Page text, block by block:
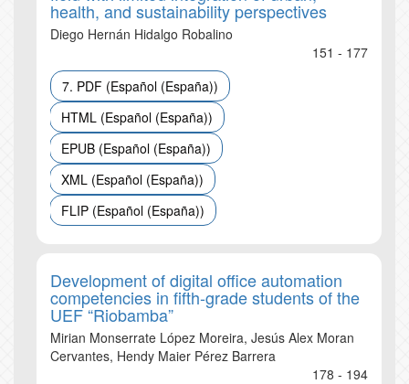
health, and sustainability perspectives
Diego Hernán Hidalgo Robalino
151 - 177
7. PDF (Español (España))
HTML (Español (España))
EPUB (Español (España))
XML (Español (España))
FLIP (Español (España))
Development of digital office automation
competencies in fifth-grade students of the
UEF “Riobamba”
Mirian Monserrate López Moreira, Jesús Alex Moran
Cervantes, Hendy Maier Pérez Barrera
178 - 194